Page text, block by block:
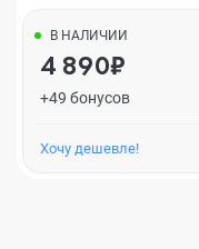
В НАЛИЧИИ
4 890₽
+49 бонусов
Хочу дешевле!